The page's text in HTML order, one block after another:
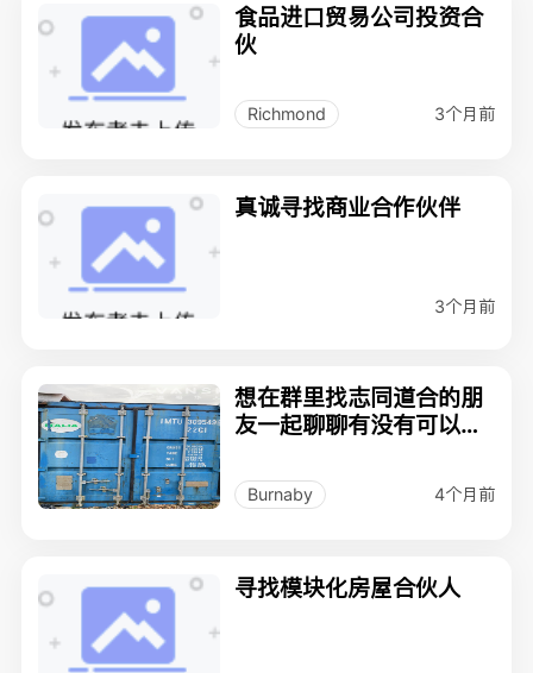
食品进口贸易公司投资合
伙
Richmond 3个月前
真诚寻找商业合作伙伴
3个月前
想在群里找志同道合的朋
友一起聊聊有没有可以合
Burnaby 4个月前
寻找模块化房屋合伙人